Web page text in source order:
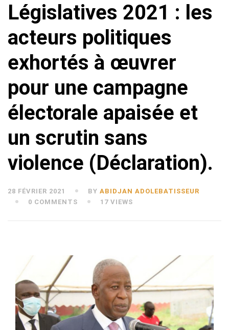
Législatives 2021 : les
acteurs politiques
exhortés à œuvrer
pour une campagne
électorale apaisée et
un scrutin sans
violence (Déclaration).
28 FÉVRIER 2021 BY ABIDJAN ADOLEBATISSEUR
0 COMMENTS
17 VIEWS